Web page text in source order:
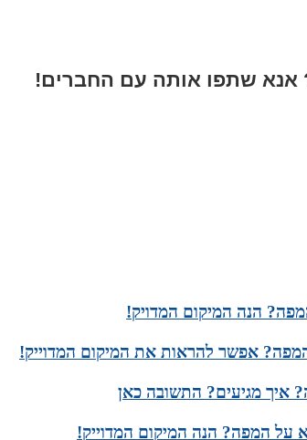
שתפו אותה עם החברים!
הנה המיקום המדויק!
אפשר להראות את המיקום המדוייק!
איך מגיעים? התשובה כאן
על המפה? הנה המיקום המדוייק!